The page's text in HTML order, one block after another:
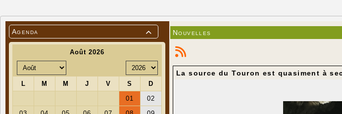

Agenda Nouvelles
La source du Touron est quasiment à